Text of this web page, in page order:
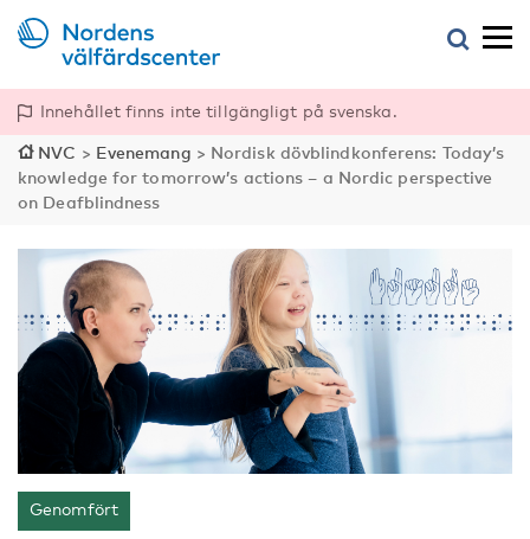
Innehållet finns inte tillgängligt på svenska.
NVC > Evenemang > Nordisk dövblindkonferens: Today’s
knowledge for tomorrow’s actions – a Nordic perspective
on Deafblindness
Genomfört